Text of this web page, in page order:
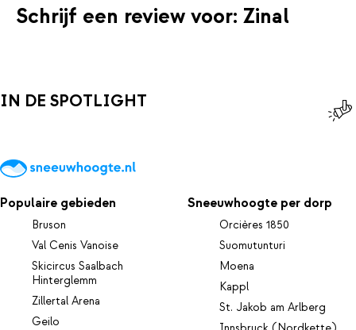
Schrijf een review voor: Zinal
IN DE SPOTLIGHT
Populaire gebieden
Bruson
Val Cenis Vanoise
Skicircus Saalbach
Hinterglemm
Zillertal Arena
Geilo
Sneeuwhoogte per dorp
Orcières 1850
Suomutunturi
Moena
Kappl
St. Jakob am Arlberg